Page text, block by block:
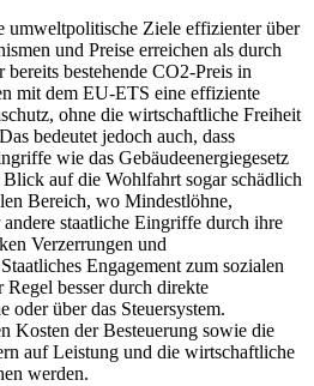
umweltpolitische Ziele effizienter über
und Preise erreichen als durch
bestehende CO2-Preis in
mit dem EU-ETS eine effiziente
ohne die wirtschaftliche Freiheit
bedeutet jedoch auch, dass
wie das Gebäudeenergiegesetz
auf die Wohlfahrt sogar schädlich
Bereich, wo Mindestlöhne,
staatliche Eingriffe durch ihre
Verzerrungen und
Engagement zum sozialen
besser durch direkte
oder über das Steuersystem.
Kosten der Besteuerung sowie die
auf Leistung und die wirtschaftliche
werden.